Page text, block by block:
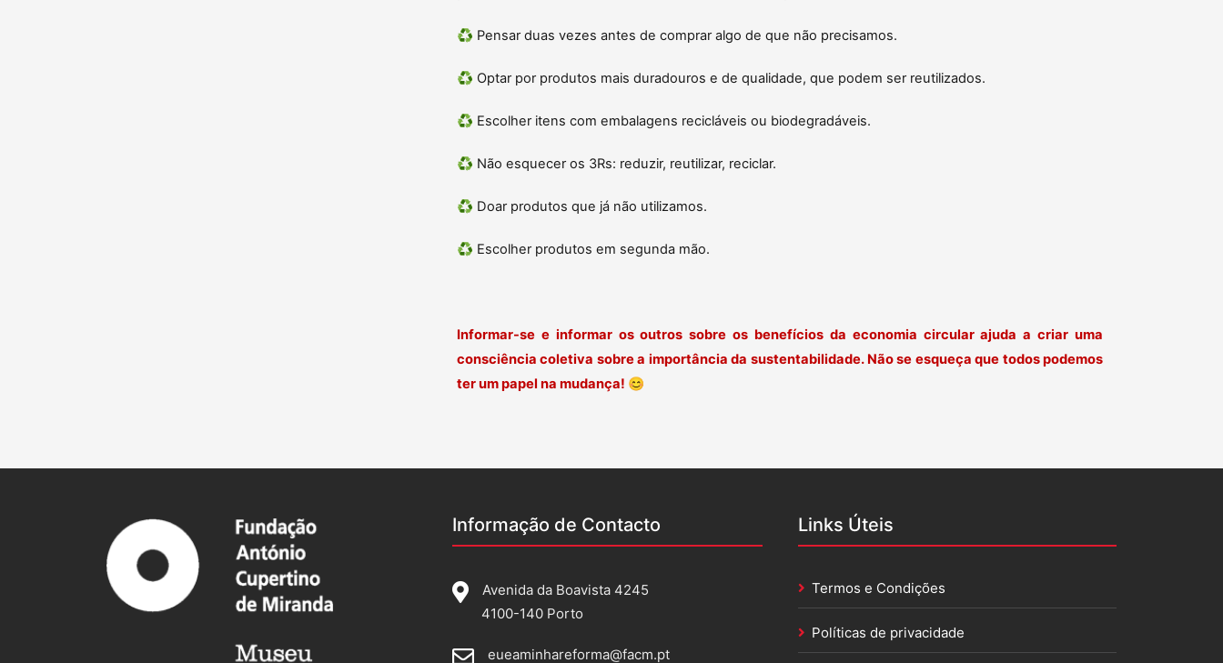
♻️ Pensar duas vezes antes de comprar algo de que não precisamos.
♻️ Optar por produtos mais duradouros e de qualidade, que podem ser reutilizados.
♻️ Escolher itens com embalagens recicláveis ou biodegradáveis.
♻️ Não esquecer os 3Rs: reduzir, reutilizar, reciclar.
♻️ Doar produtos que já não utilizamos.
♻️ Escolher produtos em segunda mão.
Informar-se e informar os outros sobre os benefícios da economia circular ajuda a criar uma
consciência coletiva sobre a importância da sustentabilidade. Não se esqueça que todos podemos
ter um papel na mudança! 😊
Informação de Contacto
Avenida da Boavista 4245
4100-140 Porto
eueaminhareforma@facm.pt
Links Úteis
Termos e Condições
Políticas de privacidade